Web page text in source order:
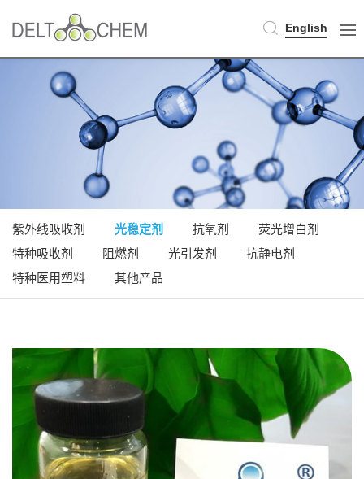
English
紫外线吸收剂 光稳定剂 抗氧剂
荧光增白剂
特种吸收剂
阻燃剂 光引发剂
抗静电剂
特种医用塑料
其他产品